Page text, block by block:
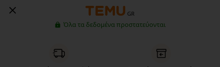
GR
Όλα τα δεδομένα προστατεύονται